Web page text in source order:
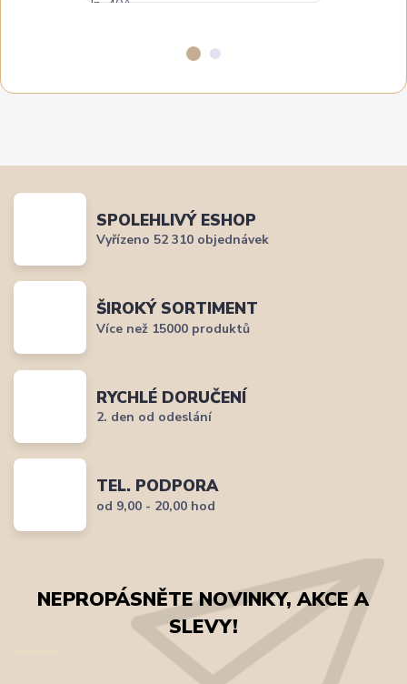
SPOLEHLIVÝ ESHOP
Vyřízeno 52 310 objednávek
ŠIROKÝ SORTIMENT
Více než 15000 produktů
RYCHLÉ DORUČENÍ
2. den od odeslání
TEL. PODPORA
od 9,00 - 20,00 hod
NEPROPÁSNĚTE NOVINKY, AKCE A
SLEVY!